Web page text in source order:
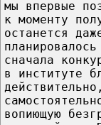
мы впервые
к моменту
останется
сначала
в институте
вопиющую